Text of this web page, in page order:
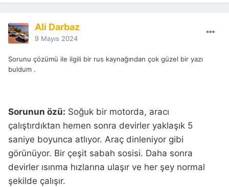
Ali Darbaz
9 Mayıs 2024
Sorunu çözümü ile ilgili bir rus kaynağından çok güzel bir yazı
buldum .
Sorunun özü: Soğuk bir motorda, aracı
çalıştırdıktan hemen sonra devirler yaklaşık 5
saniye boyunca atlıyor. Araç dinleniyor gibi
görünüyor. Bir çeşit sabah sosisi. Daha sonra
devirler ısınma hızlarına ulaşır ve her şey normal
şekilde çalışır.